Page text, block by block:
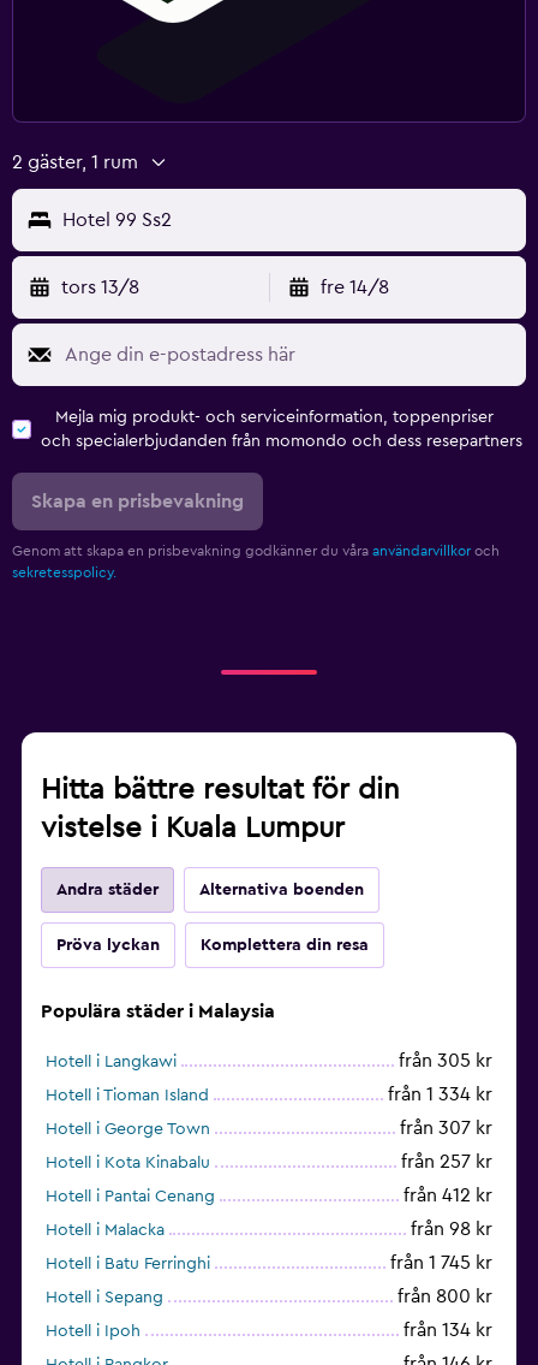
2 gäster, 1 rum
Hotel 99 Ss2
tors 13/8 fre 14/8
Mejla mig produkt- och serviceinformation, toppenpriser
och specialerbjudanden från momondo och dess resepartners
Skapa en prisbevakning
Genom att skapa en prisbevakning godkänner du våra användarvillkor och
sekretesspolicy.
Hitta bättre resultat för din
vistelse i Kuala Lumpur
Andra städer Alternativa boenden
Pröva lyckan Komplettera din resa
Populära städer i Malaysia
Hotell i Langkawi från 305 kr
Hotell i Tioman Island från 1 334 kr
Hotell i George Town från 307 kr
Hotell i Kota Kinabalu från 257 kr
Hotell i Pantai Cenang från 412 kr
Hotell i Malacka från 98 kr
Hotell i Batu Ferringhi från 1 745 kr
Hotell i Sepang från 800 kr
Hotell i Ipoh från 134 kr